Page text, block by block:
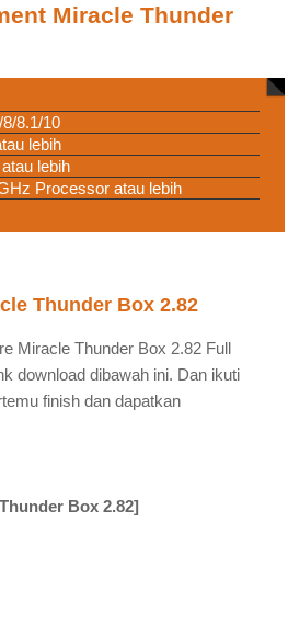
Miracle Thunder
8.1/10
lebih
lebih
Processor atau lebih
Thunder Box 2.82
Miracle Thunder Box 2.82 Full
download dibawah ini. Dan ikuti
finish dan dapatkan
Box 2.82]